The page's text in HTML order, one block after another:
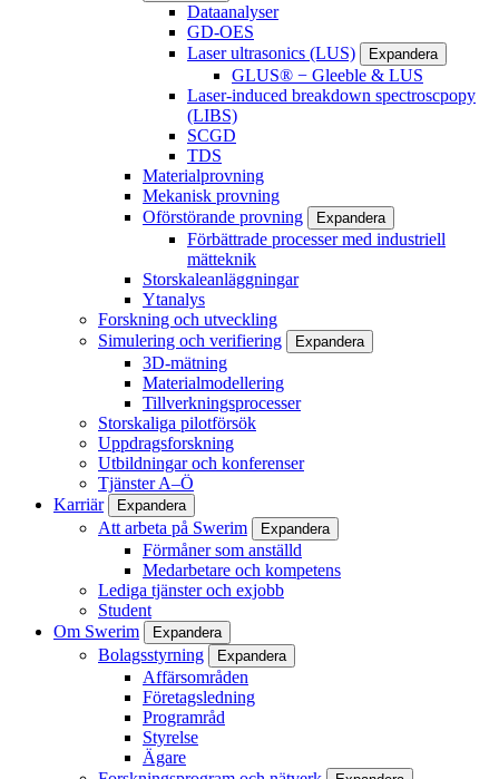
Dataanalyser
GD-OES
Laser ultrasonics (LUS)
Expandera
GLUS® − Gleeble & LUS
Laser-induced breakdown spectroscpopy
(LIBS)
SCGD
TDS
Materialprovning
Mekanisk provning
Oförstörande provning
Expandera
Förbättrade processer med industriell
mätteknik
Storskaleanläggningar
Ytanalys
Forskning och utveckling
Simulering och verifiering
Expandera
3D-mätning
Materialmodellering
Tillverkningsprocesser
Storskaliga pilotförsök
Uppdragsforskning
Utbildningar och konferenser
Tjänster A–Ö
Karriär
Expandera
Att arbeta på Swerim Expandera
Förmåner som anställd
Medarbetare och kompetens
Lediga tjänster och exjobb
Student
Om Swerim
Expandera
Bolagsstyrning Expandera
Affärsområden
Företagsledning
Programråd
Styrelse
Ägare